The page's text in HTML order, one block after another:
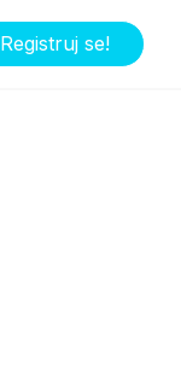
Registruj se!